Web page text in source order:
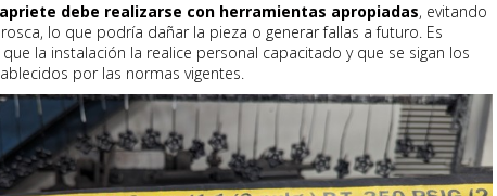
debe realizarse con herramientas apropiadas, evitando
lo que podría dañar la pieza o generar fallas a futuro. Es
la instalación la realice personal capacitado y que se sigan los
por las normas vigentes.